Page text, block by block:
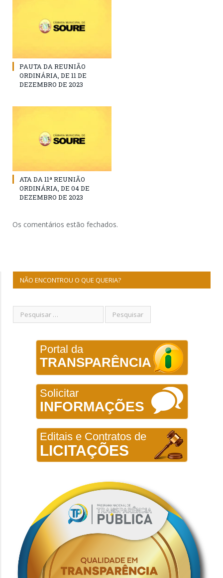
PAUTA DA REUNIÃO
ORDINÁRIA, DE 11 DE
DEZEMBRO DE 2023
ATA DA 11ª REUNIÃO
ORDINÁRIA, DE 04 DE
DEZEMBRO DE 2023
Os comentários estão fechados.
NÃO ENCONTROU O QUE QUERIA?
Portal da
TRANSPARÊNCIA
Solicitar
INFORMAÇÕES
Editais e Contratos de
LICITAÇÕES